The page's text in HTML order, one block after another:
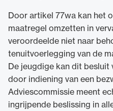
Door artikel 77wa kan het
maatregel omzetten in
veroordeelde niet naar
tenuitvoerlegging van de
De jeugdige kan dit
door indiening van een
Adviescommissie meent
ingrijpende beslissing in